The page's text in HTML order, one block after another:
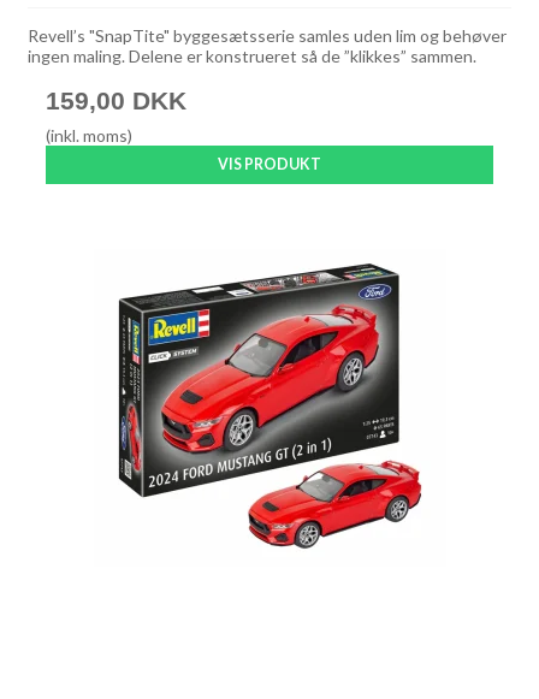
Revell’s "SnapTite" byggesætsserie samles uden lim og behøver
ingen maling. Delene er konstrueret så de ”klikkes” sammen.
159,00 DKK
(inkl. moms)
VIS PRODUKT